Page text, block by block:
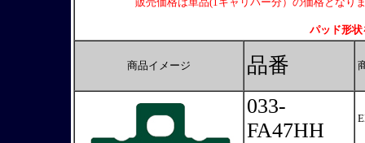
パッド形
商品イメージ 品番
033-
FA47HH